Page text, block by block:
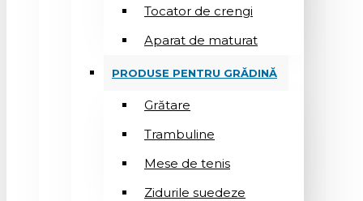
Tocator de crengi
Aparat de maturat
PRODUSE PENTRU GRĂDINĂ
Grătare
Trambuline
Mese de tenis
Zidurile suedeze